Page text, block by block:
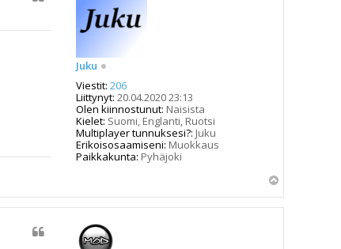
Juku
Viestit: 206
Liittynyt: 20.04.2020 23:13
Olen kiinnostunut: Naisista
Kielet: Suomi, Englanti, Ruotsi
Multiplayer tunnuksesi?: Juku
Erikoisosaamiseni: Muokkaus
Paikkakunta: Pyhäjoki
ö